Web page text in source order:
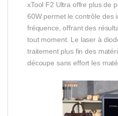
xTool F2 Ultra offre plus de
60W permet le contrôle des
fréquence, offrant des
tout moment. Le laser à
traitement plus fin des
découpe sans effort les